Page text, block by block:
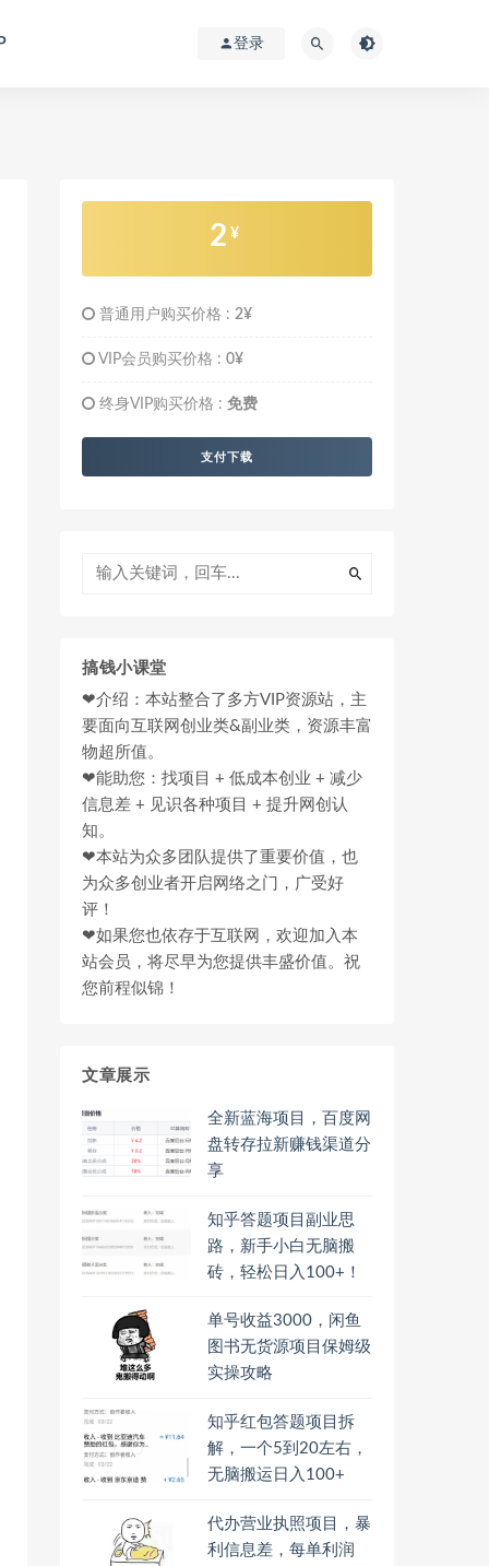
登录
2 ¥
普通用户购买价格 : 2¥
VIP会员购买价格 : 0¥
终身VIP购买价格 : 免费
支付下载
搞钱小课堂
❤介绍：本站整合了多方VIP资源站，主
要面向互联网创业类&副业类，资源丰富
物超所值。
❤能助您：找项目 + 低成本创业 + 减少
信息差 + 见识各种项目 + 提升网创认
知。
❤本站为众多团队提供了重要价值，也
为众多创业者开启网络之门，广受好
评！
❤如果您也依存于互联网，欢迎加入本
站会员，将尽早为您提供丰盛价值。祝
您前程似锦！
文章展示
全新蓝海项目，百度网
盘转存拉新赚钱渠道分
享
知乎答题项目副业思
路，新手小白无脑搬
砖，轻松日入100+！
单号收益3000，闲鱼
图书无货源项目保姆级
实操攻略
知乎红包答题项目拆
解，一个5到20左右，
无脑搬运日入100+
代办营业执照项目，暴
利信息差，每单利润